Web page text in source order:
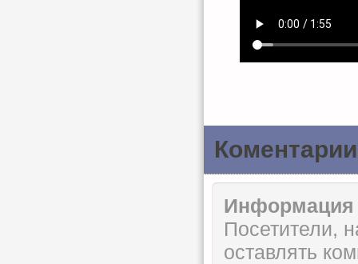
Коментарии
Информация
Посетители,
оставлять